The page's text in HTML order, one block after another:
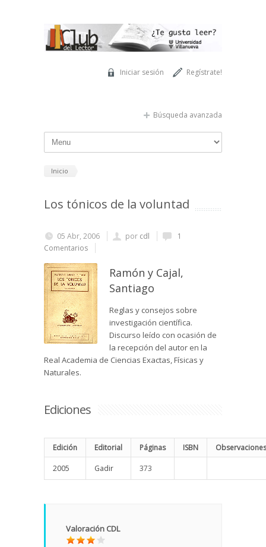
Regístrate!
Iniciar sesión
Búsqueda avanzada
Inicio
Los tónicos de la voluntad
05 Abr, 2006 por cdl
1
Comentarios
Ramón y Cajal,
Santiago
Reglas y consejos sobre
investigación científica.
Discurso leído con ocasión de
la recepción del autor en la
Real Academia de Ciencias Exactas, Físicas y
Naturales.
Ediciones
Edición Editorial Páginas ISBN Observaciones
2005 Gadir 373
Valoración CDL